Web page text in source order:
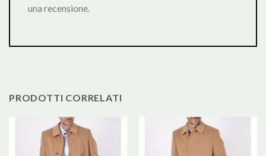
una recensione.
PRODOTTI CORRELATI